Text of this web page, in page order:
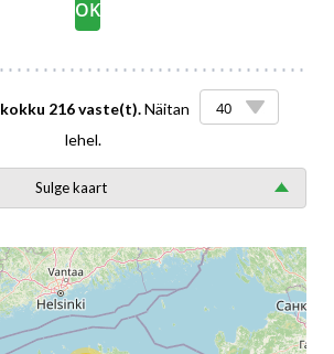
216 vaste(t).Näitan
lehel.
Sulge kaart